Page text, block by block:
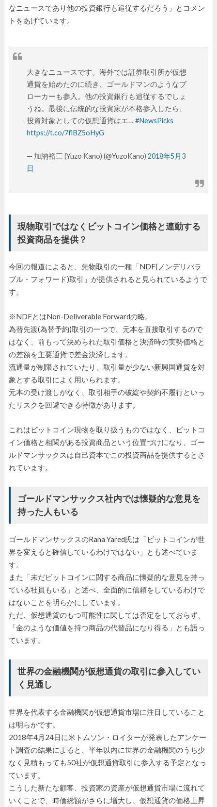
なニュースであり他の投資銀行も追従するだろう」とコメン
トをあげています。
大きなニュースです。海外では証券取引所が仮想
通貨を始めたのに続き、ゴールドマンのようなブ
ローカーも参入。他の投資銀行も追従するでしょ
うね。最後に伝統的な投資家が本格参入したら、
投資対象としての仮想通貨はエ…#NewsPicks
https://t.co/7flBZ5oHyG
— 加納裕三 (Yuzo Kano) (@YuzoKano)2018年5月3
日
現物取引ではなくビットコイン価格と連動する
投資商品を提供？
今回の報道によると、先物取引の一種「NDF(ノンデリバラ
ブル・フォワード)取引」が提供されると見られているようで
す。
※NDFとはNon-Deliverable Forwardの略。
為替先渡(為替予約)取引の一つで、元本を直接取引するので
はなく、前もって決められた取引価格と決済時の実勢価格と
の差額を主要通貨で差金決済します。
流通量が制限されていたり、取引量が少ない新興国通貨を対
象とする取引によく用いられます。
元本の受け渡しがなく、取引相手の破綻や契約不履行といっ
たリスクを回避できる特徴があります。
これはビットコイン現物を取り扱うものではなく、ビットコ
イン価格と相関がある投資商品という位置づけになり、ゴー
ルドマンサックスは自己資本でこの投資商品を提供するとさ
れています。
ゴールドマンサックス社内では懐疑的な意見を
持った人もいる
ゴールドマンサックスのRana Yared氏は「ビットコインが世
界を変えると確信しているわけではない」とも述べていま
す。
また「未だビットコインに関する商品に懐疑的な意見を持っ
ている社員もいる」と述べ、全面的に信頼をしているわけで
はないことを明らかにしています。
ただ、仮想通貨のもつ可能性に関しては否定をしておらず、
「金のような価値を持つ商品の代替品になり得る」とも語っ
ています。
世界の金融機関が仮想通貨の取引に参入してい
く見通し
世界を代表する金融機関が仮想通貨市場に注目していること
は明らかです。
2018年4月24日に米トムソン・ロイターが発表したアンケー
ト調査の結果によると、半年以内に世界の金融機関のうち少
なく見積もっても50社が仮想通貨取引に参入する予定となっ
ています。
こうした新たな顧客、投資家の資産が仮想通貨市場に流れて
いくことで、時価総額がさらに増大し、仮想通貨の価格上昇